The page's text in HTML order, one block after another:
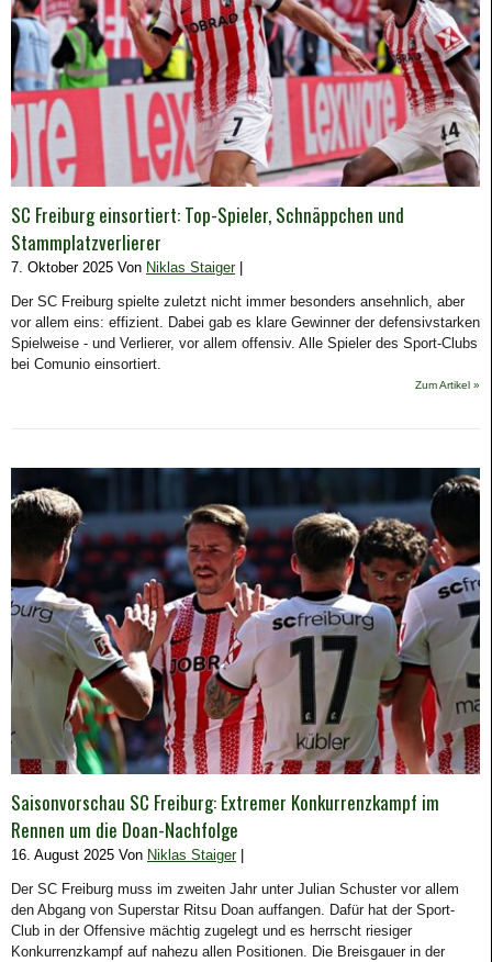
SC Freiburg einsortiert: Top-Spieler, Schnäppchen und
Stammplatzverlierer
7. Oktober 2025 Von Niklas Staiger|
Der SC Freiburg spielte zuletzt nicht immer besonders ansehnlich, aber
vor allem eins: effizient. Dabei gab es klare Gewinner der defensivstarken
Spielweise - und Verlierer, vor allem offensiv. Alle Spieler des Sport-Clubs
bei Comunio einsortiert.
Zum Artikel »
Saisonvorschau SC Freiburg: Extremer Konkurrenzkampf im
Rennen um die Doan-Nachfolge
16. August 2025 Von Niklas Staiger|
Der SC Freiburg muss im zweiten Jahr unter Julian Schuster vor allem
den Abgang von Superstar Ritsu Doan auffangen. Dafür hat der Sport-
Club in der Offensive mächtig zugelegt und es herrscht riesiger
Konkurrenzkampf auf nahezu allen Positionen. Die Breisgauer in der